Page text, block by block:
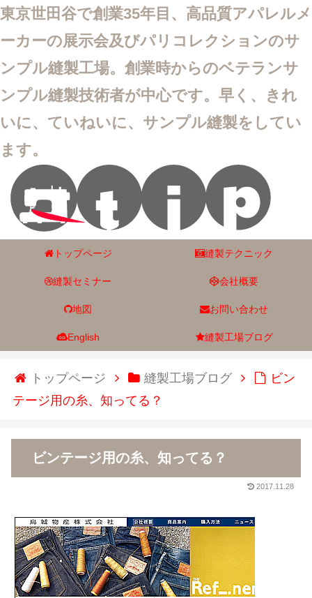
東京世田谷で創業35年目、高品質アパレルメ
ーカーの展示会及びパリコレクションのサ
ンプル縫製工場。創業時からのベテランサ
ンプル縫製技術者が中心です。早く、きれ
いに、ていねいに、サンプル縫製をしてい
ます。
トップページ 縫製テクニック
縫製セミナー 会社概要
地図 お問い合わせ
English 縫製工場ブログ
トップページ 縫製工場ブログ
ビン
テージ用の糸、知ってる？
ビンテージ用の糸、知ってる？
2017.11.28